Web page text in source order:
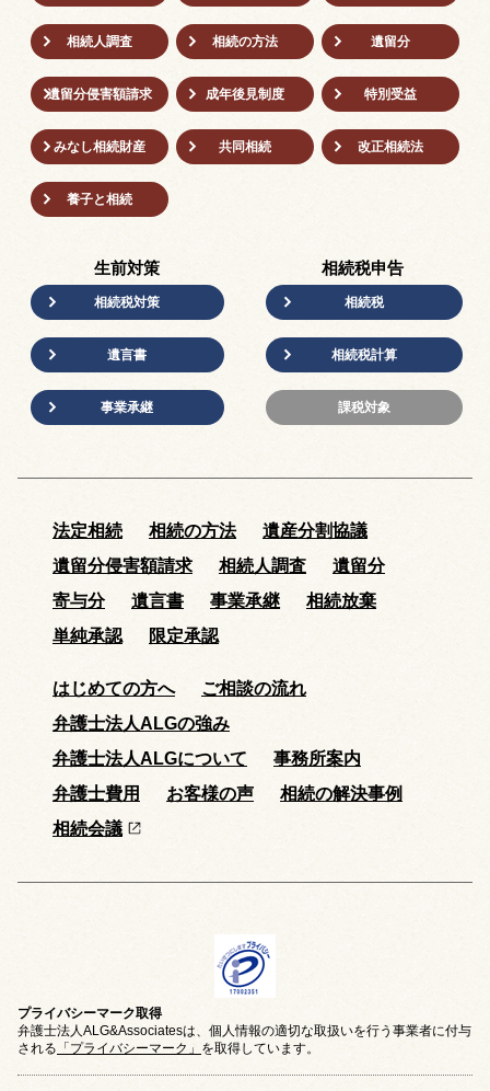
相続人調査 相続の方法 遺留分
遺留分侵害額請求 成年後⾒制度 特別受益
みなし相続財産 共同相続 改正相続法
養子と相続
生前対策
相続税対策
遺言書
事業承継
相続税申告
相続税
相続税計算
課税対象
法定相続 相続の方法
遺産分割協議
遺留分侵害額請求
相続人調査
遺留分
寄与分
遺言書 事業承継
相続放棄
単純承認
限定承認
はじめての方へ
ご相談の流れ
弁護士法人ALGの強み
弁護士法人ALGについて
事務所案内
弁護士費用
お客様の声
相続の解決事例
相続会議
プライバシーマーク取得
弁護士法人ALG&Associatesは、個人情報の適切な取扱いを行う事業者に付与
される 「プライバシーマーク」 を取得しています。